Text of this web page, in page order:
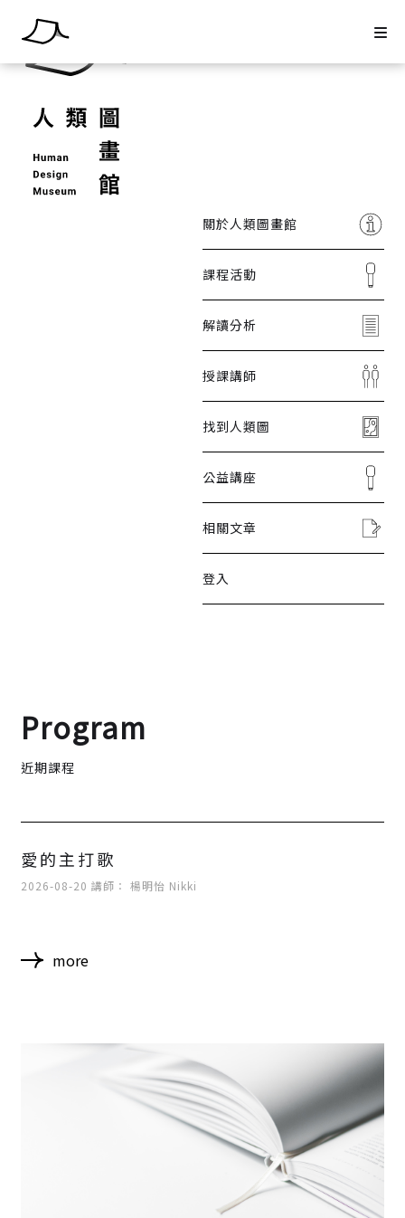
關於人類圖畫館
課程活動
解讀分析
授課講師
找到人類圖
公益講座
相關文章
登入
Program
近期課程
愛的主打歌
2026-08-20 講師： 楊明怡 Nikki
more